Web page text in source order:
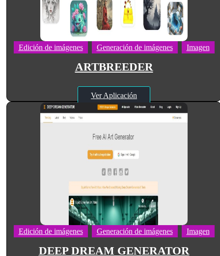
Edición de imágenes Generación de imágenes Imagen
ARTBREEDER
Ver Aplicación
Edición de imágenes Generación de imágenes Imagen
DEEP DREAM GENERATOR